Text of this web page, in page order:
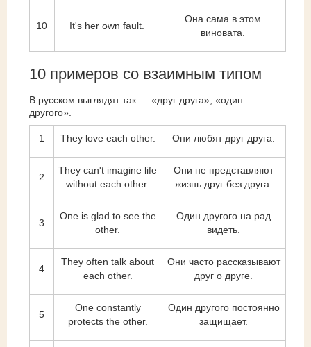
10 It's her own fault.
Она сама в этом
виновата.
10 примеров со взаимным типом
В русском выглядят так — «друг друга», «один
другого».
1 They love each other. Они любят друг друга.
2
They can't imagine life
without each other.
Они не представляют
жизнь друг без друга.
3
One is glad to see the
other.
Один другого на рад
видеть.
4
They often talk about
each other.
Они часто рассказывают
друг о друге.
5
One constantly
protects the other.
Один другого постоянно
защищает.